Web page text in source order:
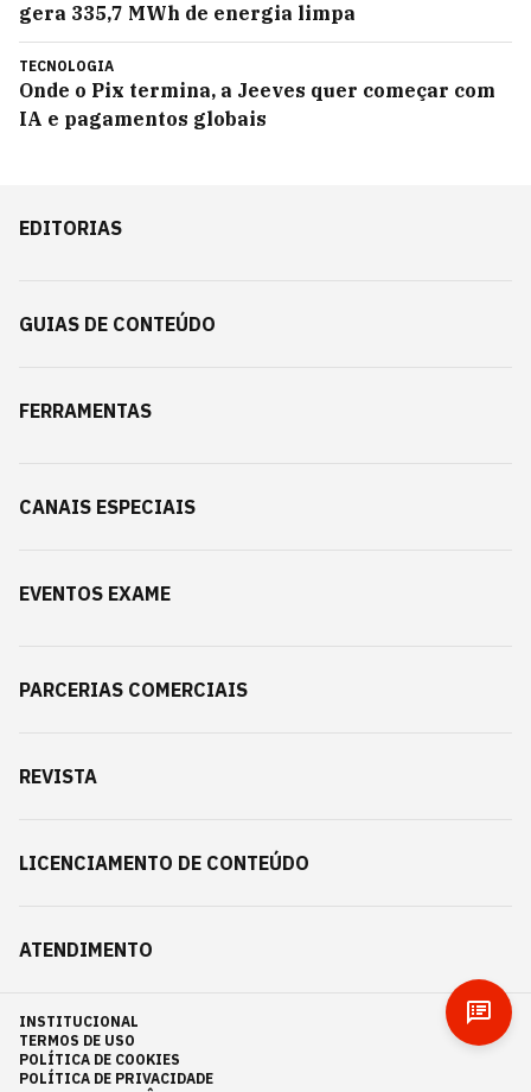
gera 335,7 MWh de energia limpa
TECNOLOGIA
Onde o Pix termina, a Jeeves quer começar com
IA e pagamentos globais
EDITORIAS
GUIAS DE CONTEÚDO
FERRAMENTAS
CANAIS ESPECIAIS
EVENTOS EXAME
PARCERIAS COMERCIAIS
REVISTA
LICENCIAMENTO DE CONTEÚDO
ATENDIMENTO
INSTITUCIONAL
TERMOS DE USO
POLÍTICA DE COOKIES
POLÍTICA DE PRIVACIDADE